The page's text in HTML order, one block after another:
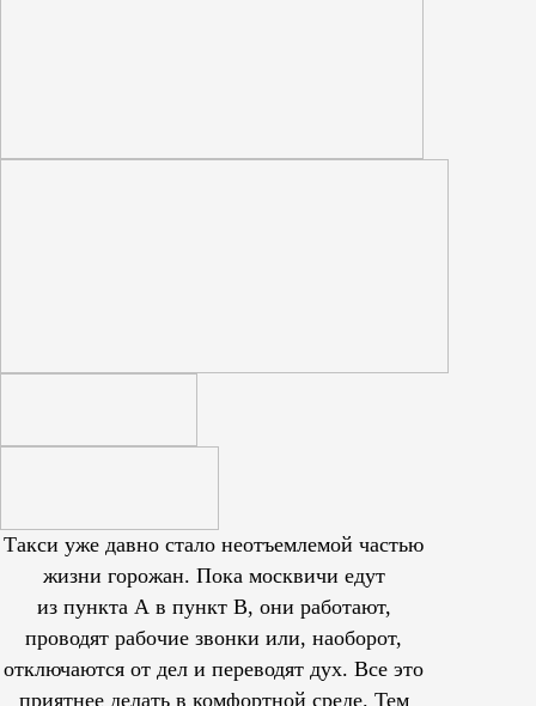
Такси уже давно стало неотъемлемой частью
жизни горожан. Пока москвичи едут
из пункта А в пункт В, они работают,
проводят рабочие звонки или, наоборот,
отключаются от дел и переводят дух. Все это
приятнее делать в комфортной среде. Тем